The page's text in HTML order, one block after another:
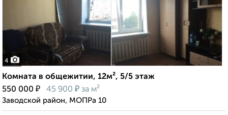
4
Комната в общежитии, 12м², 5/5 этаж
550 000 ₽ 45 900 ₽ за м²
Заводской район, МОПРа 10